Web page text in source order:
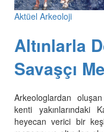
Aktüel Arkeoloji
Altınlarla
Savaşçı
Arkeologlardan
kenti yakınlarındaki
heyecan verici bir